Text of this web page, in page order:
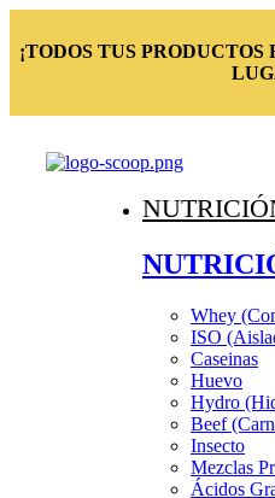
¡TODOS TUS
Whey
ISO
Caseinas
Huevo
Hydro
Beef
Insecto
Mezclas
Ácidos